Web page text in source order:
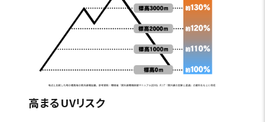
高まるUVリスク